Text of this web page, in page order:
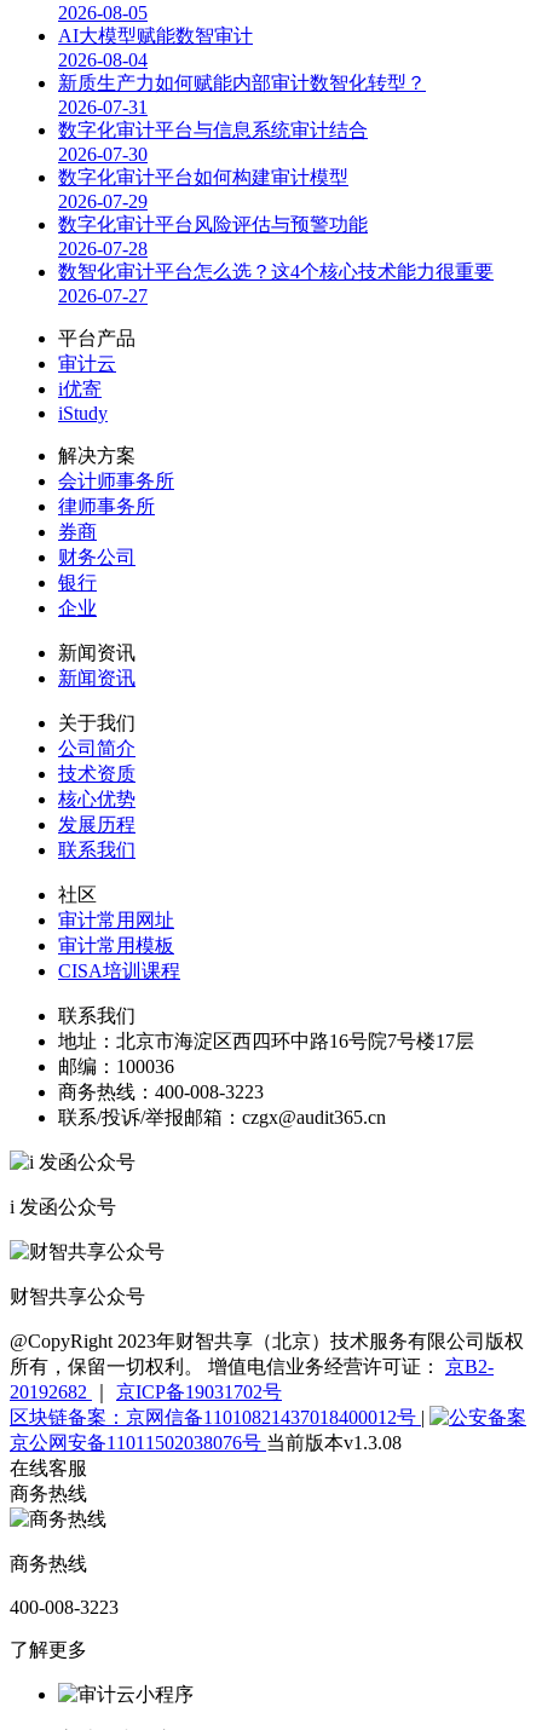
2026-08-05
AI大模型赋能数智审计
2026-08-04
新质生产力如何赋能内部审计数智化转型？
2026-07-31
数字化审计平台与信息系统审计结合
2026-07-30
数字化审计平台如何构建审计模型
2026-07-29
数字化审计平台风险评估与预警功能
2026-07-28
数智化审计平台怎么选？这4个核心技术能力很重要
2026-07-27
平台产品
审计云
i优寄
iStudy
解决方案
会计师事务所
律师事务所
券商
财务公司
银行
企业
新闻资讯
新闻资讯
关于我们
公司简介
技术资质
核心优势
发展历程
联系我们
社区
审计常用网址
审计常用模板
CISA培训课程
联系我们
地址： 北京市海淀区西四环中路16号院7号楼17层
邮编： 100036
商务热线： 400-008-3223
联系/投诉/举报邮箱： czgx@audit365.cn
i 发函公众号
财智共享公众号
@CopyRight 2023年财智共享（北京）技术服务有限公司版权
所有，保留一切权利。 增值电信业务经营许可证： 京B2-
20192682
京ICP备19031702号
区块链备案：京网信备11010821437018400012号 |
京公网安备11011502038076号 当前版本v1.3.08
在线客服
商务热线
商务热线
400-008-3223
了解更多